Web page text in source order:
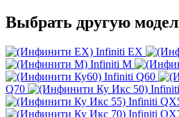
Выбрать другую
Infiniti EX
Infiniti M
Infiniti Q60
Q70
Infiniti
Infiniti